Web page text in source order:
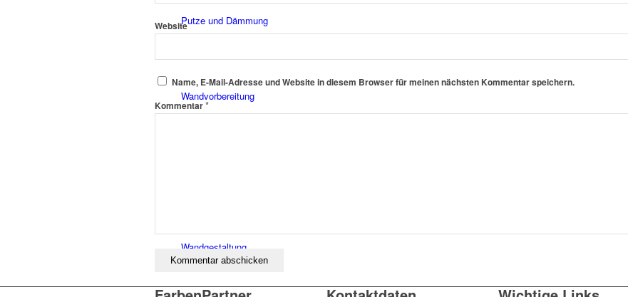
Putze und Dämmung
Wandvorbereitung
Wandgestaltung
Website
Name, E-Mail-Adresse und Website in diesem Browser für meinen nächsten Kommentar speichern.
Kommentar*